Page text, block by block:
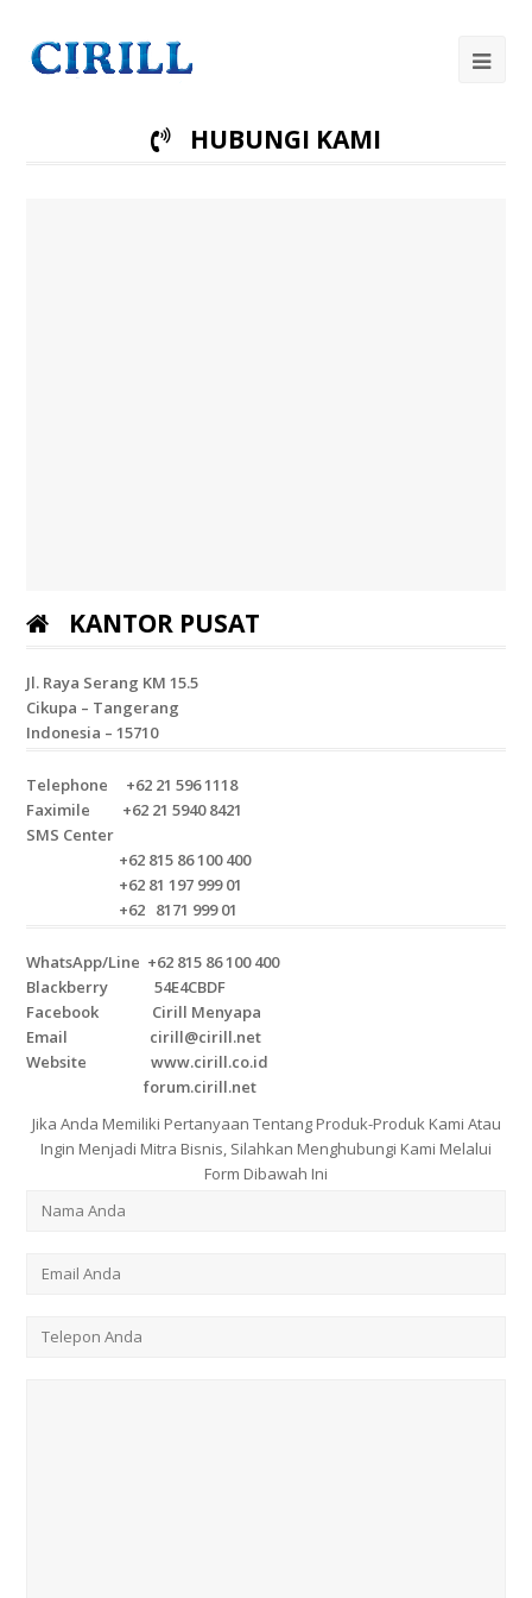
HUBUNGI KAMI
KANTOR PUSAT
Jl. Raya Serang KM 15.5
Cikupa – Tangerang
Indonesia – 15710
Telephone +62 21 596 1118
Faximile +62 21 5940 8421
SMS Center
+62 815 86 100 400
+62 81 197 999 01
+62 8171 999 01
WhatsApp/Line +62 815 86 100 400
Blackberry 54E4CBDF
Facebook Cirill Menyapa
Email cirill@cirill.net
Website www.cirill.co.id
forum.cirill.net
Jika Anda Memiliki Pertanyaan Tentang Produk-Produk Kami Atau
Ingin Menjadi Mitra Bisnis, Silahkan Menghubungi Kami Melalui
Form Dibawah Ini